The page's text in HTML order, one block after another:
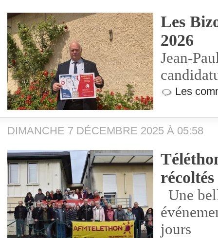
Les
2026
Jean-
Les
DIMANCHE 7 DÉCEMBRE 2025 À 05:58
Une
jours